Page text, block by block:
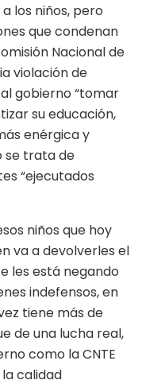
los niños, pero
que condenan
Nacional de
violación de
gobierno “tomar
su educación,
enérgica y
se trata de
“ejecutados
niños que hoy
va a devolverles el
les está negando
indefensos, en
tiene más de
de una lucha real,
como la CNTE
calidad